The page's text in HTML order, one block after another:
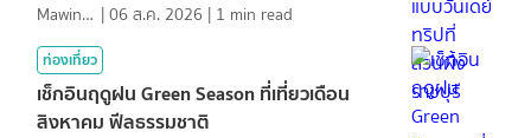
MawinMatravel |06 ส.ค. 2026 | 1 min read
ท่องเที่ยว
เช็กอินฤดูฝน Green Season ที่เที่ยวเดือน
สิงหาคม ฟีลธรรมชาติ